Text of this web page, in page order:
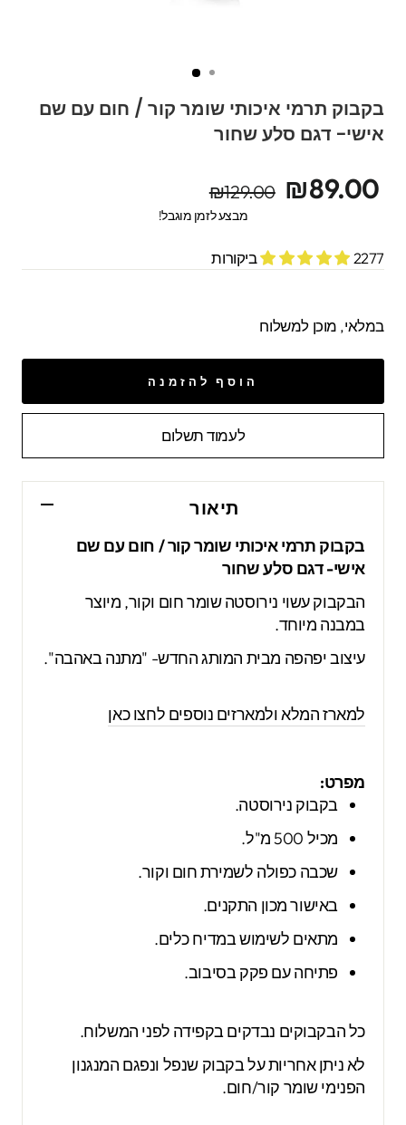
בקבוק תרמי איכותי שומר קור / חום עם שם
אישי- דגם סלע שחור
מחיר
מקורי
מחיר
מבצע
₪89.00
₪129.00
מבצע לזמן מוגבל!
2277 ביקורות
במלאי, מוכן למשלוח
הוסף להזמנה
לעמוד תשלום
תיאור
בקבוק תרמי איכותי שומר קור / חום עם שם
אישי- דגם סלע שחור
הבקבוק עשוי נירוסטה שומר חום וקור, מיוצר
במבנה מיוחד.
עיצוב יפהפה מבית המותג החדש- "מתנה באהבה".
למארז המלא ולמארזים נוספים לחצו כאן
מפרט:
בקבוק נירוסטה.
מכיל 500 מ"ל.
שכבה כפולה לשמירת חום וקור.
באישור מכון התקנים.
מתאים לשימוש במדיח כלים.
פתיחה עם פקק בסיבוב.
כל הבקבוקים נבדקים בקפידה לפני המשלוח.
לא ניתן אחריות על בקבוק שנפל ונפגם המנגנון
הפנימי שומר קור/חום.